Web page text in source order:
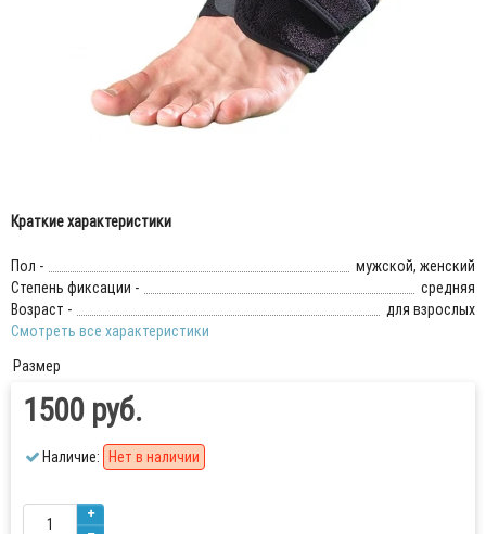
Краткие характеристики
Пол -
мужской, женский
Степень фиксации -
средняя
Возраст -
для взрослых
Смотреть все характеристики
Размер
1500 руб.
Наличие: Нет в наличии